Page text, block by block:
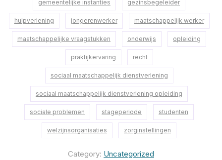
gemeentelijke instanties gezinsbegeleider
hulpverlening jongerenwerker maatschappelijk werker
maatschappelijke vraagstukken onderwijs opleiding
praktijkervaring recht
sociaal maatschappelijk dienstverlening
sociaal maatschappelijk dienstverlening opleiding
sociale problemen stageperiode studenten
welzijnsorganisaties zorginstellingen
Category: Uncategorized